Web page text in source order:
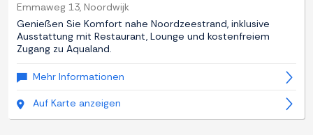
Emmaweg 13, Noordwijk
Genießen Sie Komfort nahe Noordzeestrand, inklusive
Ausstattung mit Restaurant, Lounge und kostenfreiem
Zugang zu Aqualand.
Mehr Informationen
Auf Karte anzeigen